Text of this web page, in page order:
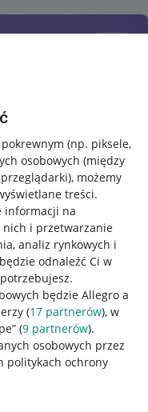
(np. piksele,
osobowych (między
, możemy
treści.
informacji na
i przetwarzanie
analiz rynkowych i
odnaleźć Ci w
będzie Allegro a
(17 partnerów), w
(9 partnerów).
osobowych przez
politykach ochrony